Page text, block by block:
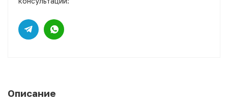
Описание